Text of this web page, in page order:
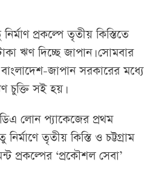
প্রকল্পে তৃতীয় কিস্তিতে
ঋণ দিচ্ছে জাপান। সোমবার
জাপান সরকারের মধ্যে
চুক্তি সই হয়।
লোন প্যাকেজের প্রথম
তৃতীয় কিস্তি ও চট্টগ্রাম
প্রকল্পের ‘প্রকৌশল সেবা’